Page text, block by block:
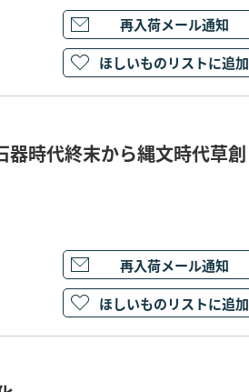
再入荷メール通知
ほしいものリストに追加
時代終末から縄文時代草創
再入荷メール通知
ほしいものリストに追加